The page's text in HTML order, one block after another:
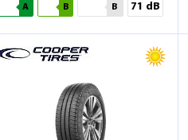
A B B 71 dB